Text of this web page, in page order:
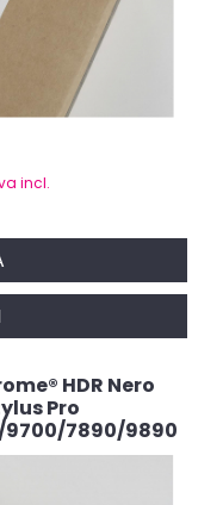
incl.
HDR Nero
Pro
7890/9890